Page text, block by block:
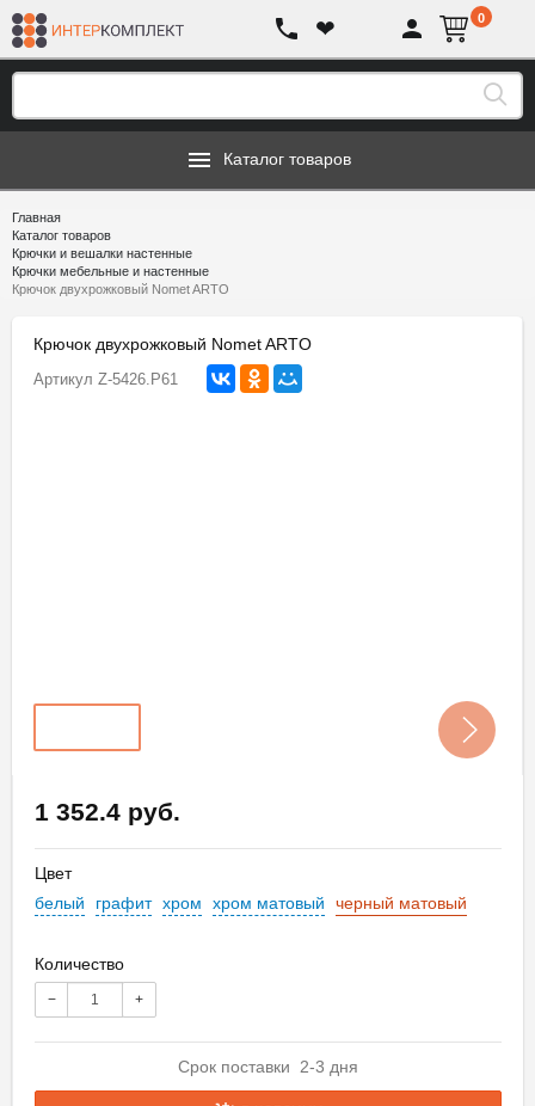
❤ 0
Каталог товаров
Главная
Каталог товаров
Крючки и вешалки настенные
Крючки мебельные и настенные
Крючок двухрожковый Nomet ARTO
Крючок двухрожковый Nomet ARTO
Артикул Z-5426.P61
1 352.4 руб.
Цвет
белый
графит хром хром матовый черный матовый
Количество
− +
Срок поставки 2-3 дня